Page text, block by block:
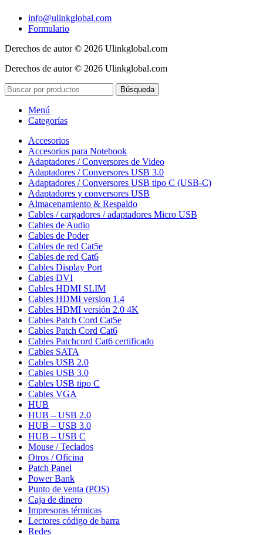
info@ulinkglobal.com
Formulario
Derechos de autor © 2026 Ulinkglobal.com
Derechos de autor © 2026 Ulinkglobal.com
Búsqueda
Menú
Categorías
Accesorios
Accesorios para Notebook
Adaptadores / Conversores de Video
Adaptadores / Conversores USB 3.0
Adaptadores / Conversores USB tipo C (USB-C)
Adaptadores y conversores USB
Almacenamiento & Respaldo
Cables / cargadores / adaptadores Micro USB
Cables de Audio
Cables de Poder
Cables de red Cat5e
Cables de red Cat6
Cables Display Port
Cables DVI
Cables HDMI SLIM
Cables HDMI version 1.4
Cables HDMI versión 2.0 4K
Cables Patch Cord Cat5e
Cables Patch Cord Cat6
Cables Patchcord Cat6 certificado
Cables SATA
Cables USB 2.0
Cables USB 3.0
Cables USB tipo C
Cables VGA
HUB
HUB – USB 2.0
HUB – USB 3.0
HUB – USB C
Mouse / Teclados
Otros / Oficina
Patch Panel
Power Bank
Punto de venta (POS)
Caja de dinero
Impresoras térmicas
Lectores código de barra
Redes